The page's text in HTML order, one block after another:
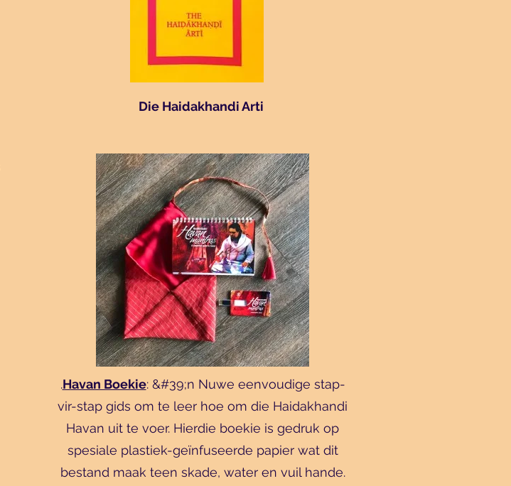
Die Haidakhandi Arti
.Havan Boekie: &#39;n Nuwe eenvoudige stap-
vir-stap gids om te leer hoe om die Haidakhandi
Havan uit te voer. Hierdie boekie is gedruk op
spesiale plastiek-geïnfuseerde papier wat dit
bestand maak teen skade, water en vuil hande.